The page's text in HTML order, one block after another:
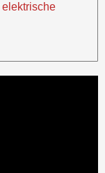
elektrische